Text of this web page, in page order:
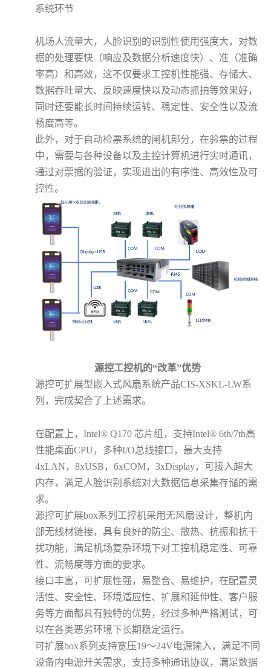
系统环节
机场人流量大，人脸识别的识别性使用强度大，对数
据的处理要快（响应及数据分析速度快）、准（准确
率高）和高效，这不仅要求工控机性能强、存储大、
数据吞吐量大、反映速度快以及动态抓拍等效果好，
同时还要能长时间持续运转、稳定性、安全性以及流
畅度高等。
此外，对于自动检票系统的闸机部分，在验票的过程
中，需要与各种设备以及主控计算机进行实时通讯，
通过对票据的验证，实现进出的有序性、高效性及可
控性。
源控工控机的“改革”优势
源控可扩展型嵌入式风扇系统产品CIS-XSKL-LW系
列，完成契合了上述需求。
在配置上， Intel® Q170 芯片组，支持Intel® 6th/7th高
性能桌面CPU ，多种I/O总线接口，最大支持
4xLAN ， 8xUSB ， 6xCOM， 3xDisplay，可接入超大
内存，满足人脸识别系统对大数据信息采集存储的需
求。
源控可扩展box系列工控机采用无风扇设计，整机内
部无线材链接，具有良好的防尘、散热、抗振和抗干
扰功能，满足机场复杂环境下对工控机稳定性、可靠
性、流畅度等方面的要求。
接口丰富，可扩展性强，易整合、易维护，在配置灵
活性、安全性、环境适应性、扩展和延伸性、客户服
务等方面都具有独特的优势，经过多种严格测试，可
以在各类恶劣环境下长期稳定运行。
可扩展box系列支持宽压19～24V电源输入，满足不同
设备内电源开关需求，支持多种通讯协议，满足数据